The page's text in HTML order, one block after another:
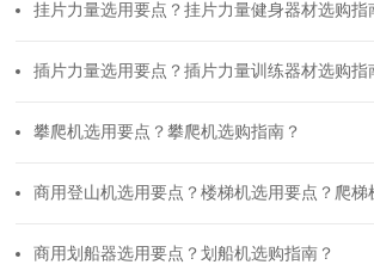
挂片力量选用要点？挂片力量健身器材选购指
插片力量选用要点？插片力量训练器材选购指
攀爬机选用要点？攀爬机选购指南？
商用登山机选用要点？楼梯机选用要点？爬梯机选购
商用划船器选用要点？划船机选购指南？